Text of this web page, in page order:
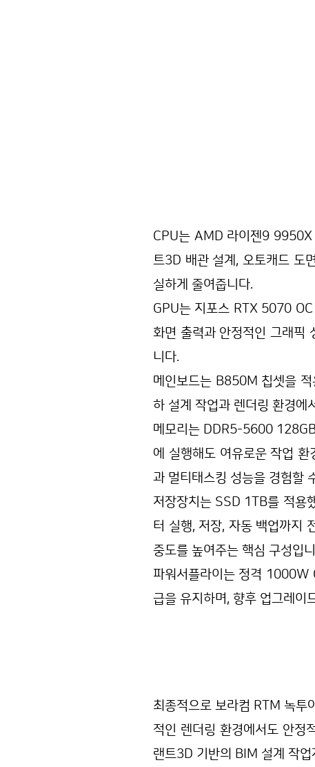
CPU는 AMD 라이젠9 9950X
트3D 배관 설계, 오토캐드 도
실하게 줄여줍니다.
GPU는 지포스 RTX 5070
화면 출력과 안정적인 그래픽
니다.
메인보드는 B850M 칩셋을 적
하 설계 작업과 렌더링 환경에
메모리는 DDR5-5600 128GB
에 실행해도 여유로운 작업
과 멀티태스킹 성능을 경험할
저장장치는 SSD 1TB를 적용
터 실행, 저장, 자동 백업까지
중도를 높여주는 핵심 구성입
파워서플라이는 정격 1000W
급을 유지하며, 향후 업그레이
최종적으로 보라컴 RTM 녹투
적인 렌더링 환경에서도 안정
랜트3D 기반의 BIM 설계 작